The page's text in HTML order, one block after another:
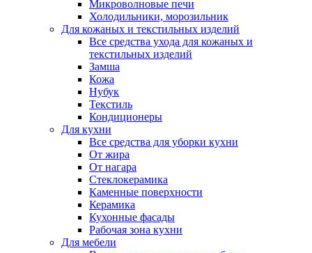
Микроволновые печи
Холодильники, морозильник
Для кожаных и текстильных изделий
Все средства ухода для кожаных и
текстильных изделий
Замша
Кожа
Нубук
Текстиль
Кондиционеры
Для кухни
Все средства для уборки кухни
От жира
От нагара
Стеклокерамика
Каменные поверхности
Керамика
Кухонные фасады
Рабочая зона кухни
Для мебели